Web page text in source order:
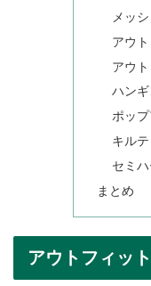
メッ
アウ
アウ
ハン
ポッ
キル
セミ
まとめ
アウトフィッ